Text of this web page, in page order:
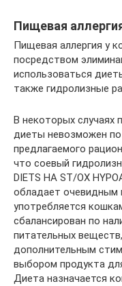
Пищевая
Пищевая аллергия у
посредством
использоваться
также гидролизные
В некоторых случаях
диеты невозможен
предлагаемого
что соевый
DIETS HA ST/OX
обладает очевидным
употребляется
сбалансирован по
питательных
дополнительным
выбором продукта
Диета назначается